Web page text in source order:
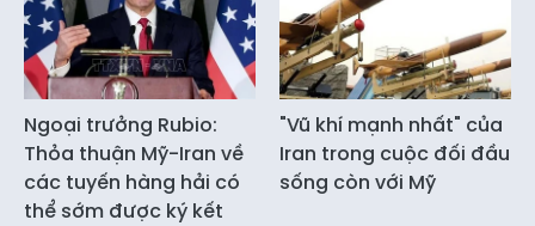
Ngoại trưởng Rubio:
Thỏa thuận Mỹ-Iran về
các tuyến hàng hải có
thể sớm được ký kết
"Vũ khí mạnh nhất" của
Iran trong cuộc đối đầu
sống còn với Mỹ